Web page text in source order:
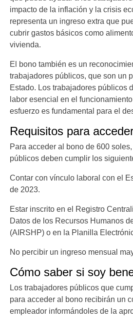
impacto de la inflación y la crisis
representa un ingreso extra que
cubrir gastos básicos como
vivienda.
El bono también es un
trabajadores públicos, que son un
Estado. Los trabajadores públicos
labor esencial en el
esfuerzo es fundamental para el
Requisitos para
Para acceder al bono de 600
públicos deben cumplir los
Contar con vínculo laboral con el
de 2023.
Estar inscrito en el Registro
Datos de los Recursos Humanos
(AIRSHP) o en la Planilla
No percibir un ingreso mensual
Cómo saber si soy
Los trabajadores públicos que
para acceder al bono recibirán un
empleador informándoles de la